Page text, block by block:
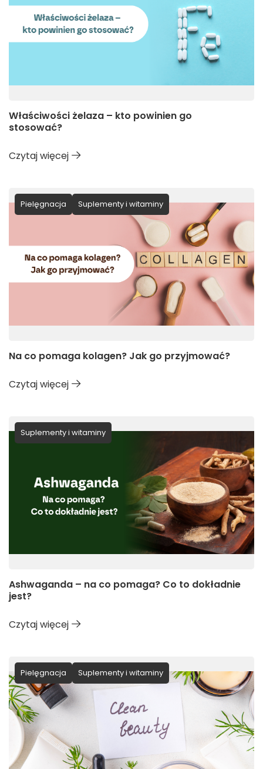
Właściwości żelaza – kto powinien go
stosować?
Czytaj więcej
Pielęgnacja Suplementy i witaminy
Na co pomaga kolagen? Jak go przyjmować?
Czytaj więcej
Suplementy i witaminy
Ashwaganda – na co pomaga? Co to dokładnie
jest?
Czytaj więcej
Pielęgnacja Suplementy i witaminy